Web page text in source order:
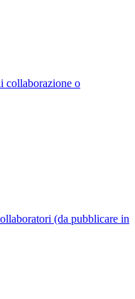
collaborazione o
(da pubblicare in